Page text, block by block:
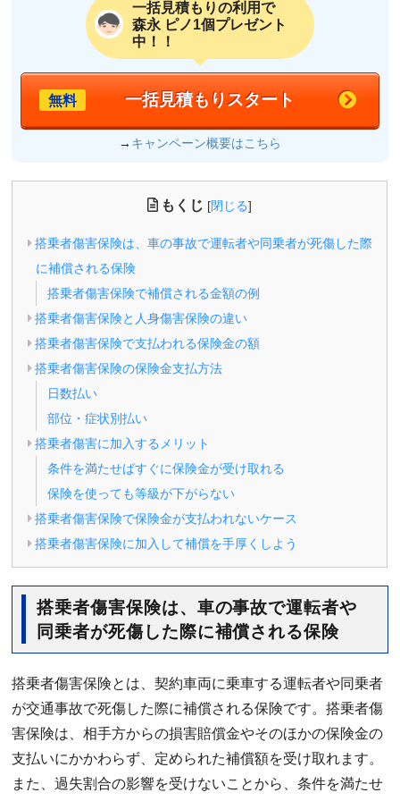
一括見積もりの利用で
森永 ピノ1個プレゼント
中！！
無料 一括見積もりスタート
→ キャンペーン概要はこちら
もくじ [閉じる]
搭乗者傷害保険は、車の事故で運転者や同乗者が死傷した際
に補償される保険
搭乗者傷害保険で補償される金額の例
搭乗者傷害保険と人身傷害保険の違い
搭乗者傷害保険で支払われる保険金の額
搭乗者傷害保険の保険金支払方法
日数払い
部位・症状別払い
搭乗者傷害に加入するメリット
条件を満たせばすぐに保険金が受け取れる
保険を使っても等級が下がらない
搭乗者傷害保険で保険金が支払われないケース
搭乗者傷害保険に加入して補償を手厚くしよう
搭乗者傷害保険は、車の事故で運転者や
同乗者が死傷した際に補償される保険
搭乗者傷害保険とは、契約車両に乗車する運転者や同乗者
が交通事故で死傷した際に補償される保険です。搭乗者傷
害保険は、相手方からの損害賠償金やそのほかの保険金の
支払いにかかわらず、定められた補償額を受け取れます。
また、過失割合の影響を受けないことから、条件を満たせ